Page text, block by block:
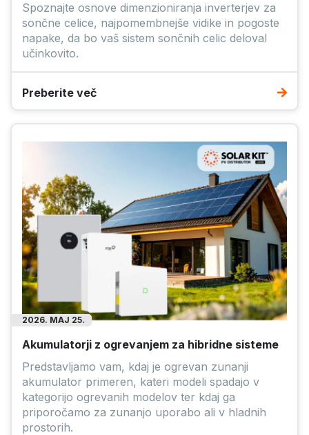
Spoznajte osnove dimenzioniranja inverterjev za
sončne celice, najpomembnejše vidike in pogoste
napake, da bo vaš sistem sončnih celic deloval
učinkovito.
Preberite več
2026. MAJ 25.
Akumulatorji z ogrevanjem za hibridne sisteme
Predstavljamo vam, kdaj je ogrevan zunanji
akumulator primeren, kateri modeli spadajo v
kategorijo ogrevanih modelov ter kdaj ga
priporočamo za zunanjo uporabo ali v hladnih
prostorih.